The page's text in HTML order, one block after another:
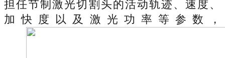
担任节制激光切割头的活动轨迹、速度、
加快度以及激光功率等参数，